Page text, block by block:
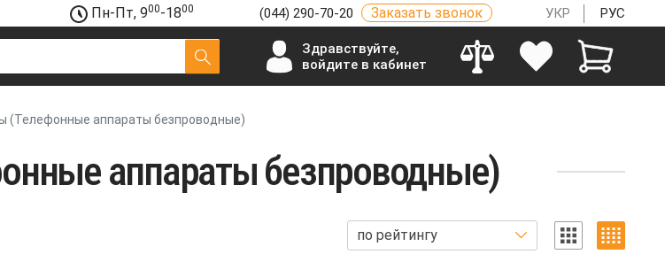
Пн-Пт, 900-1800 (044) 290-70-20 Заказать звонок УКР РУС
Здравствуйте,
войдите в кабинет
(Телефонные аппараты безпроводные)
аппараты безпроводные)